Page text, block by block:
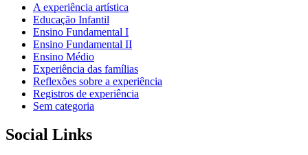
A experiência artística
Educação Infantil
Ensino Fundamental I
Ensino Fundamental II
Ensino Médio
Experiência das famílias
Reflexões sobre a experiência
Registros de experiência
Sem categoria
Social Links